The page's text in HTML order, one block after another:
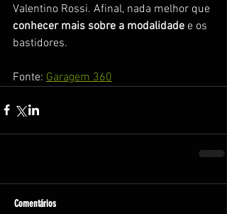
Valentino Rossi. Afinal, nada melhor que
conhecer mais sobre a modalidade e os
bastidores.
Fonte: Garagem 360
Comentários